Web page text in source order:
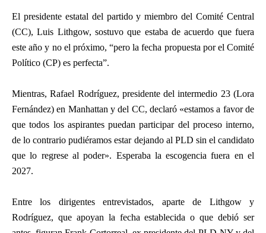
El presidente estatal del partido y miembro del Comité Central
(CC), Luis Lithgow, sostuvo que estaba de acuerdo que fuera
este año y no el próximo, “pero la fecha propuesta por el Comité
Político (CP) es perfecta”.
Mientras, Rafael Rodríguez, presidente del intermedio 23 (Lora
Fernández) en Manhattan y del CC, declaró «estamos a favor de
que todos los aspirantes puedan participar del proceso interno,
de lo contrario pudiéramos estar dejando al PLD sin el candidato
que lo regrese al poder». Esperaba la escogencia fuera en el
2027.
Entre los dirigentes entrevistados, aparte de Lithgow y
Rodríguez, que apoyan la fecha establecida o que debió ser